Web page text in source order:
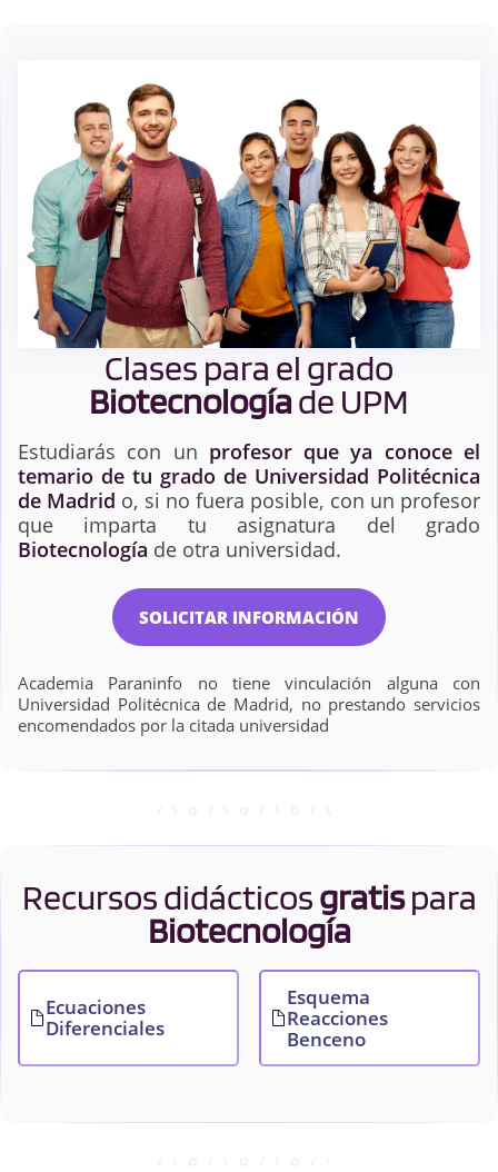
Clases para el grado
Biotecnologíade UPM
Estudiarás con un profesor que ya conoce el
temario de tu grado de Universidad Politécnica
de Madrid o, si no fuera posible, con un profesor
que imparta tu asignatura del grado
Biotecnología de otra universidad.
SOLICITAR INFORMACIÓN
Academia Paraninfo no tiene vinculación alguna con
Universidad Politécnica de Madrid, no prestando servicios
encomendados por la citada universidad
Recursos didácticosgratispara
Biotecnología
Ecuaciones
Diferenciales
Esquema
Reacciones
Benceno